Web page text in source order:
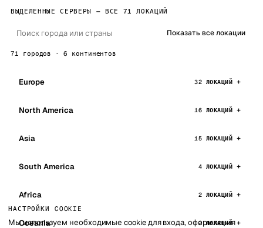
ВЫДЕЛЕННЫЕ СЕРВЕРЫ — ВСЕ 71 ЛОКАЦИЙ
Показать все локации
71 городов · 6 континентов
Europe 32 ЛОКАЦИЙ
North America 16 ЛОКАЦИЙ
Asia 15 ЛОКАЦИЙ
South America 4 ЛОКАЦИЙ
Africa 2 ЛОКАЦИЙ
Oceania 2 ЛОКАЦИЙ
НАСТРОЙКИ COOKIE
Мы используем необходимые cookie для входа, оформления